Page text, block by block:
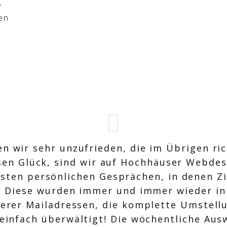
wir sehr unzufrieden, die im Übrigen
Glück, sind wir auf Hochhäuser
persönlichen Gesprächen, in denen
wurden immer und immer wieder
Mailadressen, die komplette
überwältigt! Die wöchentliche